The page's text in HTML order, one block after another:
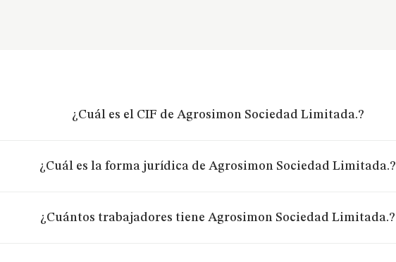
¿Cuál es el CIF de Agrosimon Sociedad Limitada.?
¿Cuál es la forma jurídica de Agrosimon Sociedad Limitada.?
¿Cuántos trabajadores tiene Agrosimon Sociedad Limitada.?